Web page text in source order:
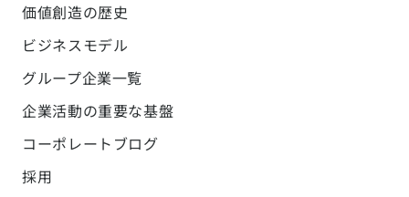
価値創造の歴史
ビジネスモデル
グループ企業一覧
企業活動の重要な基盤
コーポレートブログ
採用